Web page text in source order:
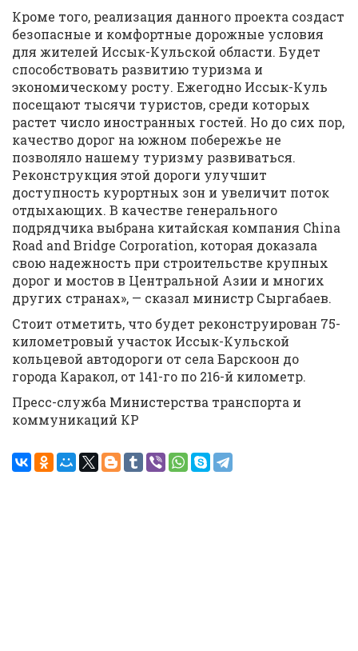
Кроме того, реализация данного проекта создаст
безопасные и комфортные дорожные условия
для жителей Иссык-Кульской области. Будет
способствовать развитию туризма и
экономическому росту. Ежегодно Иссык-Куль
посещают тысячи туристов, среди которых
растет число иностранных гостей. Но до сих пор,
качество дорог на южном побережье не
позволяло нашему туризму развиваться.
Реконструкция этой дороги улучшит
доступность курортных зон и увеличит поток
отдыхающих. В качестве генерального
подрядчика выбрана китайская компания China
Road and Bridge Corporation, которая доказала
свою надежность при строительстве крупных
дорог и мостов в Центральной Азии и многих
других странах», — сказал министр Сыргабаев.
Стоит отметить, что будет реконструирован 75-
километровый участок Иссык-Кульской
кольцевой автодороги от села Барскоон до
города Каракол, от 141-го по 216-й километр.
Пресс-служба Министерства транспорта и
коммуникаций КР